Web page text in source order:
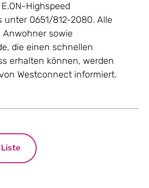
Highspeed
unter 0651/812-2080. Alle
sowie
die einen schnellen
erhalten können, werden
Westconnect informiert.